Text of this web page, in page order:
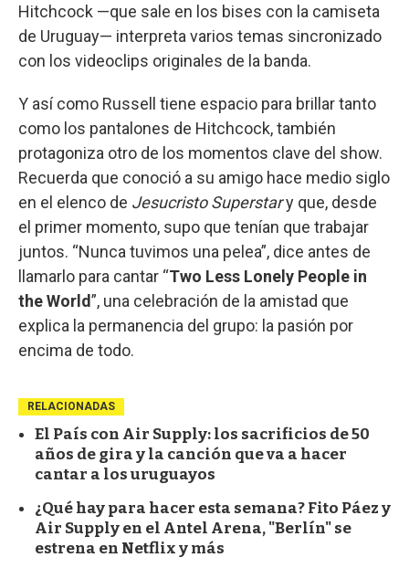
Hitchcock —que sale en los bises con la camiseta
de Uruguay— interpreta varios temas sincronizado
con los videoclips originales de la banda.
Y así como Russell tiene espacio para brillar tanto
como los pantalones de Hitchcock, también
protagoniza otro de los momentos clave del show.
Recuerda que conoció a su amigo hace medio siglo
en el elenco de Jesucristo Superstary que, desde
el primer momento, supo que tenían que trabajar
juntos. “Nunca tuvimos una pelea”, dice antes de
llamarlo para cantar “Two Less Lonely People in
the World”, una celebración de la amistad que
explica la permanencia del grupo: la pasión por
encima de todo.
RELACIONADAS
El País con Air Supply: los sacrificios de 50
años de gira y la canción que va a hacer
cantar a los uruguayos
¿Qué hay para hacer esta semana? Fito Páez y
Air Supply en el Antel Arena, "Berlín" se
estrena en Netflix y más